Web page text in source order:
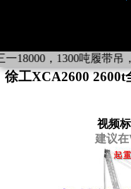
，1300吨履带吊，
徐工XCA2600
视频
建议